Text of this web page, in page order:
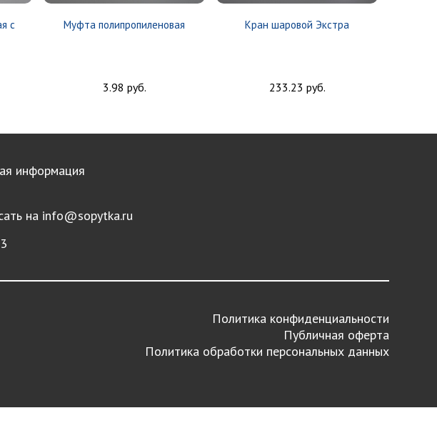
с
Муфта полипропиленовая
3.98 руб.
Кран шаровой Экстра
233.23 руб.
информация
на info@sopytka.ru
Политика конфиденциальности
Публичная оферта
Политика обработки персональных данных